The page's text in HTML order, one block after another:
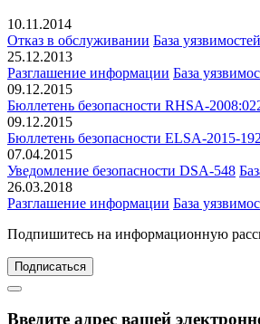
10.11.2014
Отказ в обслуживании База уязвимостей
25.12.2013
Разглашение информации База
09.12.2015
Бюллетень безопасности RHSA-
09.12.2015
Бюллетень безопасности ELSA-2015-
07.04.2015
Уведомление безопасности DSA-548
26.03.2018
Разглашение информации База
Подпишитесь на информационную
Подписаться
Введите адрес вашей